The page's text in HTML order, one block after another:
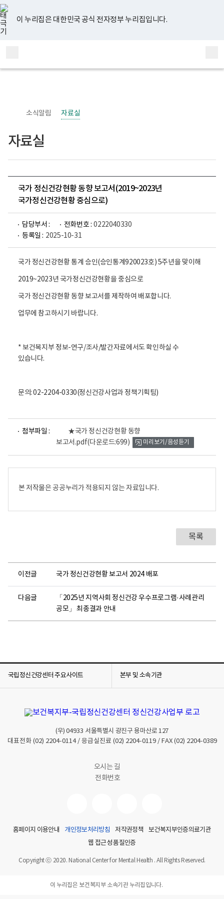
너
비
767px
이
하
이 누리집은 대한민국 공식 전자정부 누리집입니다.
지
검
메
홈
소식알림 자료실
자료실
국가 정신건강현황 동향 보고서(2019~2023년
국가정신건강현황 중심으로)
담당부서 : 전화번호 : 0222040330
등록일 : 2025-10-31
국가 정신건강현황 통계 승인(승인통계920023호) 5주년을 맞이해
2019~2023년 국가정신건강현황을 중심으로
국가 정신건강현황 동향 보고서를 제작하여 배포합니다.
업무에 참고하시기 바랍니다.
* 보건복지부 정보-연구/조사/발간자료에서도 확인하실 수
있습니다.
문의: 02-2204-0330(정신건강사업과 정책기획팀)
첨부파일 :
★국가 정신건강현황 동향
보고서.pdf(다운로드:699)
어
미리보기/음성듣기
본 저작물은 공공누리가 적용되지 않는 자료입니다.
목록
이전글 국가 정신건강현황 보고서 2024 배포
다음글
「2025년 지역사회 정신건강 우수프로그램·사례관리
공모」 최종결과 안내
국립정신건강센터 주요사이트 본부 및 소속기관
(우)04933 서울특별시 광진구 용마산로 127
대표전화 (02) 2204-0114/ 응급실진료 (02) 2204-0119/ FAX (02) 2204-0389
오시는 길
전화번호
유
튜
브
페
이
스
북
인
스
타
그
램
블
로
그
홈페이지 이용안내 개인정보처리방침 저작권정책
보건복지부인증의료기관
웹 접근성 품질인증
Copyright ⓒ 2020. National Center for Mental Health . All Rights Reserved.
이 누리집은 보건복지부 소속기관 누리집입니다.